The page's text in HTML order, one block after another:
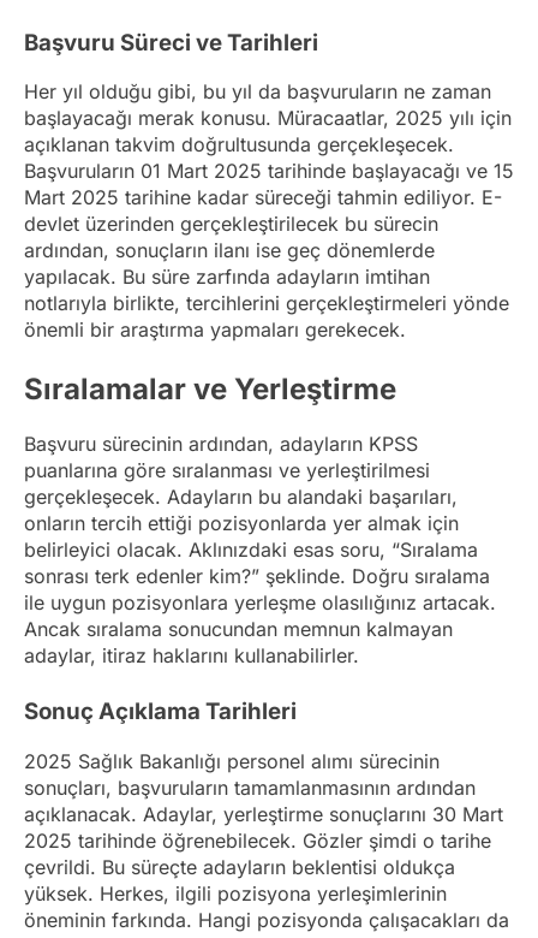
Başvuru Süreci ve Tarihleri
Her yıl olduğu gibi, bu yıl da başvuruların ne zaman
başlayacağı merak konusu. Müracaatlar, 2025 yılı için
açıklanan takvim doğrultusunda gerçekleşecek.
Başvuruların 01 Mart 2025 tarihinde başlayacağı ve 15
Mart 2025 tarihine kadar süreceği tahmin ediliyor. E-
devlet üzerinden gerçekleştirilecek bu sürecin
ardından, sonuçların ilanı ise geç dönemlerde
yapılacak. Bu süre zarfında adayların imtihan
notlarıyla birlikte, tercihlerini gerçekleştirmeleri yönde
önemli bir araştırma yapmaları gerekecek.
Sıralamalar ve Yerleştirme
Başvuru sürecinin ardından, adayların KPSS
puanlarına göre sıralanması ve yerleştirilmesi
gerçekleşecek. Adayların bu alandaki başarıları,
onların tercih ettiği pozisyonlarda yer almak için
belirleyici olacak. Aklınızdaki esas soru, “Sıralama
sonrası terk edenler kim?” şeklinde. Doğru sıralama
ile uygun pozisyonlara yerleşme olasılığınız artacak.
Ancak sıralama sonucundan memnun kalmayan
adaylar, itiraz haklarını kullanabilirler.
Sonuç Açıklama Tarihleri
2025 Sağlık Bakanlığı personel alımı sürecinin
sonuçları, başvuruların tamamlanmasının ardından
açıklanacak. Adaylar, yerleştirme sonuçlarını 30 Mart
2025 tarihinde öğrenebilecek. Gözler şimdi o tarihe
çevrildi. Bu süreçte adayların beklentisi oldukça
yüksek. Herkes, ilgili pozisyona yerleşimlerinin
öneminin farkında. Hangi pozisyonda çalışacakları da